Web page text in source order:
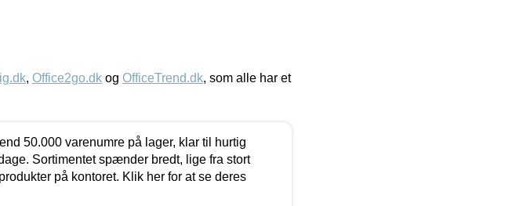
, Office2go.dk og OfficeTrend.dk, som alle har et
50.000 varenumre på lager, klar til hurtig
Sortimentet spænder bredt, lige fra stort
på kontoret. Klik her for at se deres